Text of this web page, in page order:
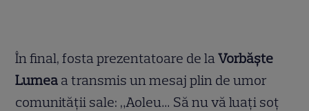
În final, fosta prezentatoare de laVorbăște
Lumea a transmis un mesaj plin de umor
comunității sale: „Aoleu… Să nu vă luați soț